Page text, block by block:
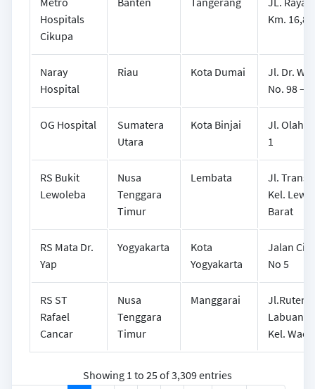
Hospitals
Cikupa
Km. 16,8
Naray
Hospital
Riau Kota Dumai
Jl. Dr.
No. 98 –
OG Hospital
Sumatera
Utara
Kota Binjai
Jl.
1
RS Bukit
Lewoleba
Nusa
Tenggara
Timur
Lembata
Jl. Trans
Kel.
Barat
RS Mata Dr.
Yap
Yogyakarta
Kota
Yogyakarta
Jalan Cik
No 5
RS ST
Rafael
Cancar
Nusa
Tenggara
Timur
Manggarai
Labuan
Kel. Wae
Showing 1 to 25 of 3,309 entries